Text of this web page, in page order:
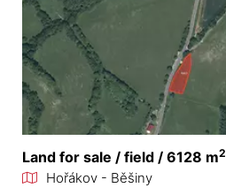
Land for sale / field / 6128 m2
Hořákov - Běšiny